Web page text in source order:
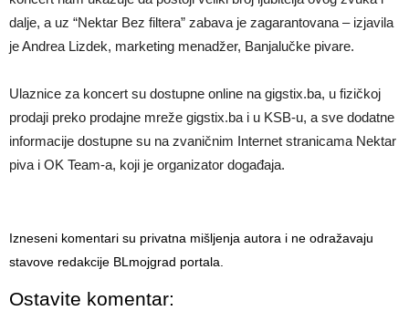
dalje, a uz “Nektar Bez filtera” zabava je zagarantovana – izjavila
je Andrea Lizdek, marketing menadžer, Banjalučke pivare.
Ulaznice za koncert su dostupne online na gigstix.ba, u fizičkoj
prodaji preko prodajne mreže gigstix.ba i u KSB-u, a sve dodatne
informacije dostupne su na zvaničnim Internet stranicama Nektar
piva i OK Team-a, koji je organizator događaja.
Izneseni komentari su privatna mišljenja autora i ne odražavaju
stavove redakcije BLmojgrad portala.
Ostavite komentar: